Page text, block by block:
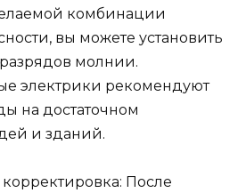
комбинации
вы можете установить
молнии.
электрики рекомендуют
на достаточном
и зданий.
После